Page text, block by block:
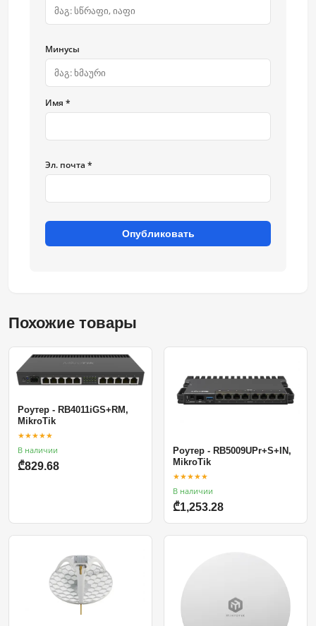
Минусы
Имя *
Эл. почта *
Опубликовать
Похожие товары
Роутер - RB4011iGS+RM,
MikroTik
★★★★★
В наличии
₾829.68
Роутер - RB5009UPr+S+IN,
MikroTik
★★★★★
В наличии
₾1,253.28